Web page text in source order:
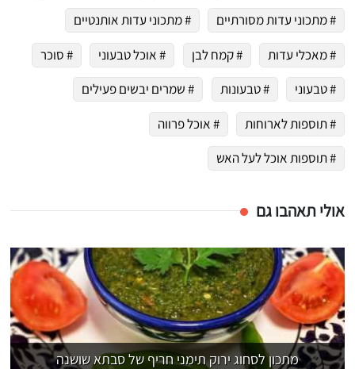
# מתכוני עדות מסורתיים
# מתכוני עדות אותנטיים
# מאכלי עדות
# קמח לבן # אוכל טבעוני
# סוכר
# טבעוני
# טבעונות
# שמרים יבשים פעילים
# תוספות לארוחות
# אוכל פרווה
# תוספות אוכל לעל האש
אולי תאהבו גם
מתכון לסחוג ירוק תימני חריף של סבתא שושנה